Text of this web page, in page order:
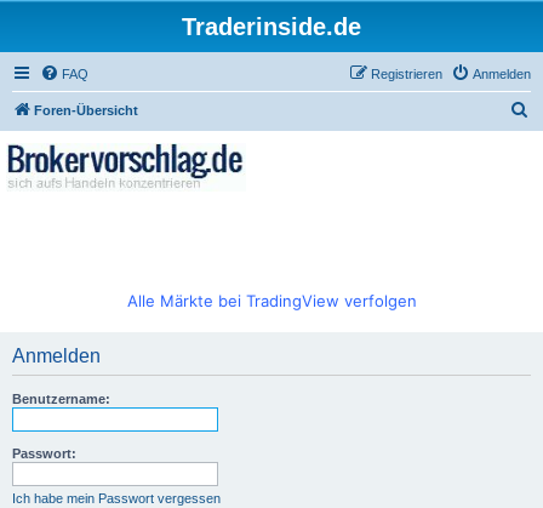
Traderinside.de
FAQ Anmelden
Registrieren
Foren-Übersicht
Alle Märkte bei TradingView verfolgen
Anmelden
Benutzername:
Passwort:
Ich habe mein Passwort vergessen